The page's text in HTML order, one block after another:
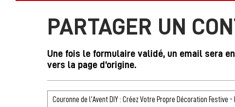
PARTAGER UN
Une fois le formulaire validé, un email sera
vers la page d’origine.